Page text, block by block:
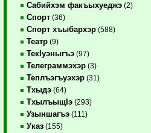
Сабийхэм факъыхуеджэ (2)
Спорт (36)
Спорт хъыбархэр (588)
Театр (9)
ТекIуэныгъэ (97)
Телеграммэхэр (3)
Теплъэгъуэхэр (31)
Тхыдэ (64)
ТхылъыщIэ (293)
Узыншагъэ (111)
Указ (155)